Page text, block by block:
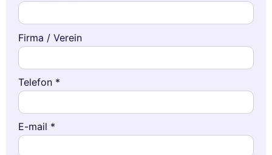
Firma / Verein
Telefon *
E-mail *